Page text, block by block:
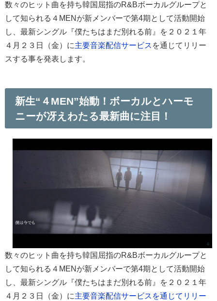
数々のヒット曲を持ち韓国屈指のR&Bボーカルグループと
して知られる４MENが新メンバーで第4期として活動開始
し、最新シングル『僕たちはまだ別れる前』を２０２１年
４月２３日（金）に主要音楽配信サービス を通じてリリー
スする事を発表します。
新生“４MEN”始動！ボーカルとハーモ
ニーが冴えわたる最新曲に注目！
数々のヒット曲を持ち韓国屈指のR&Bボーカルグループと
して知られる４MENが新メンバーで第4期として活動開始
し、最新シングル『僕たちはまだ別れる前』を２０２１年
４月２３日（金）に主要音楽配信サービスを通じてリリー